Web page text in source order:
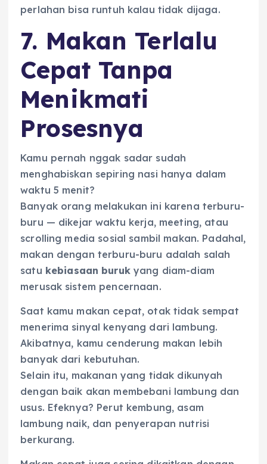
perlahan bisa runtuh kalau tidak dijaga.
7. Makan Terlalu
Cepat Tanpa
Menikmati
Prosesnya
Kamu pernah nggak sadar sudah
menghabiskan sepiring nasi hanya dalam
waktu 5 menit?
Banyak orang melakukan ini karena terburu-
buru — dikejar waktu kerja, meeting, atau
scrolling media sosial sambil makan. Padahal,
makan dengan terburu-buru adalah salah
satu kebiasaan burukyang diam-diam
merusak sistem pencernaan.
Saat kamu makan cepat, otak tidak sempat
menerima sinyal kenyang dari lambung.
Akibatnya, kamu cenderung makan lebih
banyak dari kebutuhan.
Selain itu, makanan yang tidak dikunyah
dengan baik akan membebani lambung dan
usus. Efeknya? Perut kembung, asam
lambung naik, dan penyerapan nutrisi
berkurang.